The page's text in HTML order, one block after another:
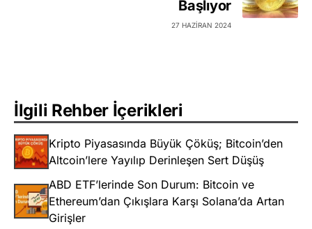
Başlıyor
27 HAZIRAN 2024
İlgili Rehber İçerikleri
Kripto Piyasasında Büyük Çöküş; Bitcoin’den
Altcoin’lere Yayılıp Derinleşen Sert Düşüş
ABD ETF’lerinde Son Durum: Bitcoin ve
Ethereum’dan Çıkışlara Karşı Solana’da Artan
Girişler